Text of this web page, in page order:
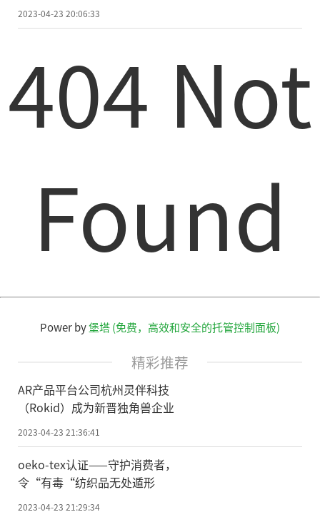
2023-04-23 20:06:33
404 Not
Found
Power by堡塔 (免费，高效和安全的托管控制面板)
精彩推荐
AR产品平台公司杭州灵伴科技
（Rokid）成为新晋独角兽企业
2023-04-23 21:36:41
oeko-tex认证——守护消费者，
令“有毒“纺织品无处遁形
2023-04-23 21:29:34